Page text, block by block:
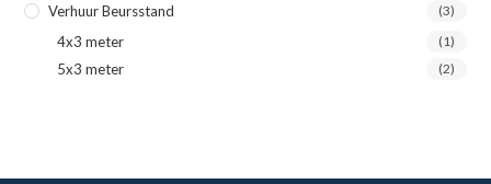
Verhuur Beursstand (3)
4x3 meter (1)
5x3 meter (2)